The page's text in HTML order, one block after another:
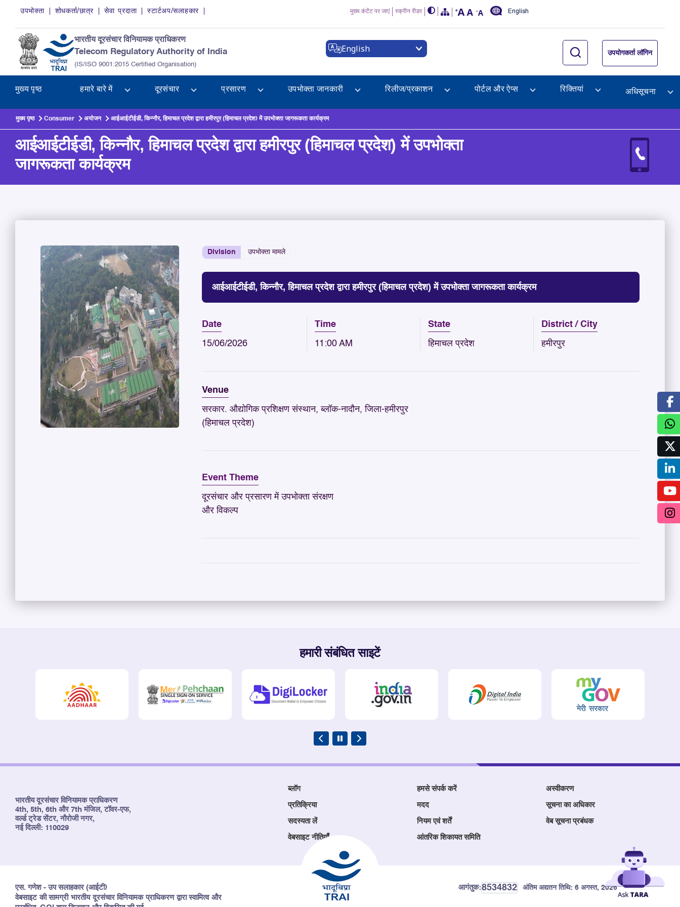
Skip to main content
उपभोक्ता शोधकर्ता/छात्र सेवा प्रदाता स्टार्टअप/सलाहकार मुख्य कंटेंट पर जाएं स्क्रीन रीडर English
भारतीय दूरसंचार विनियामक प्राधिकरण
Telecom Regulatory Authority of India
(IS/ISO 9001:2015 Certified Organisation)
English उपयोगकर्ता लॉगिन
मुख्य पृष्ठ हमारे बारे में दूरसंचार प्रसारण उपभोक्ता जानकारी रिलीज/प्रकाशन पोर्टल और ऐप्स रिक्तियां अधिसूचना
मुख्य पृष्ठ Consumer अयोजन आईआईटीईडी, किन्नौर, हिमाचल प्रदेश द्वारा हमीरपुर (हिमाचल प्रदेश) में उपभोक्ता जागरूकता कार्यक्रम
आईआईटीईडी, किन्नौर, हिमाचल प्रदेश द्वारा हमीरपुर (हिमाचल प्रदेश) में उपभोक्ता
जागरूकता कार्यक्रम
Division उपभोक्ता मामले
आईआईटीईडी, किन्नौर, हिमाचल प्रदेश द्वारा हमीरपुर (हिमाचल प्रदेश) में उपभोक्ता जागरूकता कार्यक्रम
Date
15/06/2026
Time
11:00 AM
State
हिमाचल प्रदेश
District / City
हमीरपुर
Venue
सरकार. औद्योगिक प्रशिक्षण संस्थान, ब्लॉक-नादौन, जिला-हमीरपुर
(हिमाचल प्रदेश)
Event Theme
दूरसंचार और प्रसारण में उपभोक्ता संरक्षण
और विकल्प
हमारी संबंधित साइटें
भारतीय दूरसंचार विनियामक प्राधिकरण
4th, 5th, 6th और 7th मंजिल, टॉवर-एफ,
वर्ल्ड ट्रेड सेंटर, नौरोजी नगर,
नई दिल्ली: 110029
ब्लॉग हमसे संपर्क करें अस्वीकरण
प्रतिक्रिया मदद सूचना का अधिकार
सदस्यता लें नियम एवं शर्तें वेब सूचना प्रबंधक
वेबसाइट नीतियाँ आंतरिक शिकायत समिति
एस. गणेश - उप सलाहकार (आईटी)
वेबसाइट की सामग्री भारतीय दूरसंचार विनियामक प्राधिकरण द्वारा स्वामित्व और
आगंतुक:8534832 अंतिम अद्यतन तिथि: 6 अगस्त, 2026